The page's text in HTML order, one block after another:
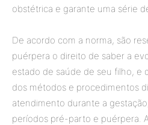
obstétrica e garante uma série
De acordo com a norma, são
puérpera o direito de saber a
estado de saúde de seu filho, e
dos métodos e procedimentos
atendimento durante a
períodos pré-parto e puérpera.